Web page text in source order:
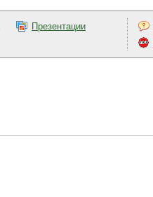
Презентации